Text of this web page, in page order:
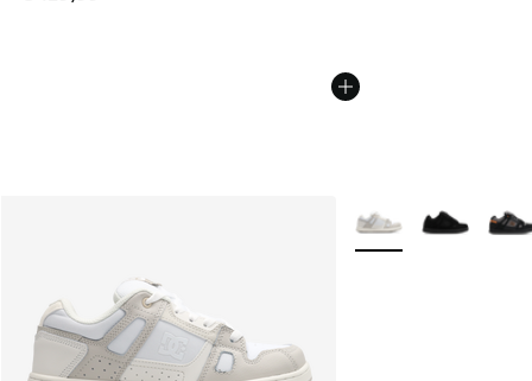
Plus de couleurs